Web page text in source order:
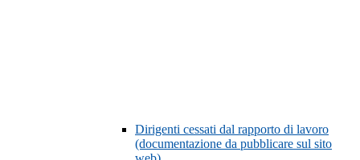
Dirigenti cessati dal rapporto di lavoro
(documentazione da pubblicare sul sito